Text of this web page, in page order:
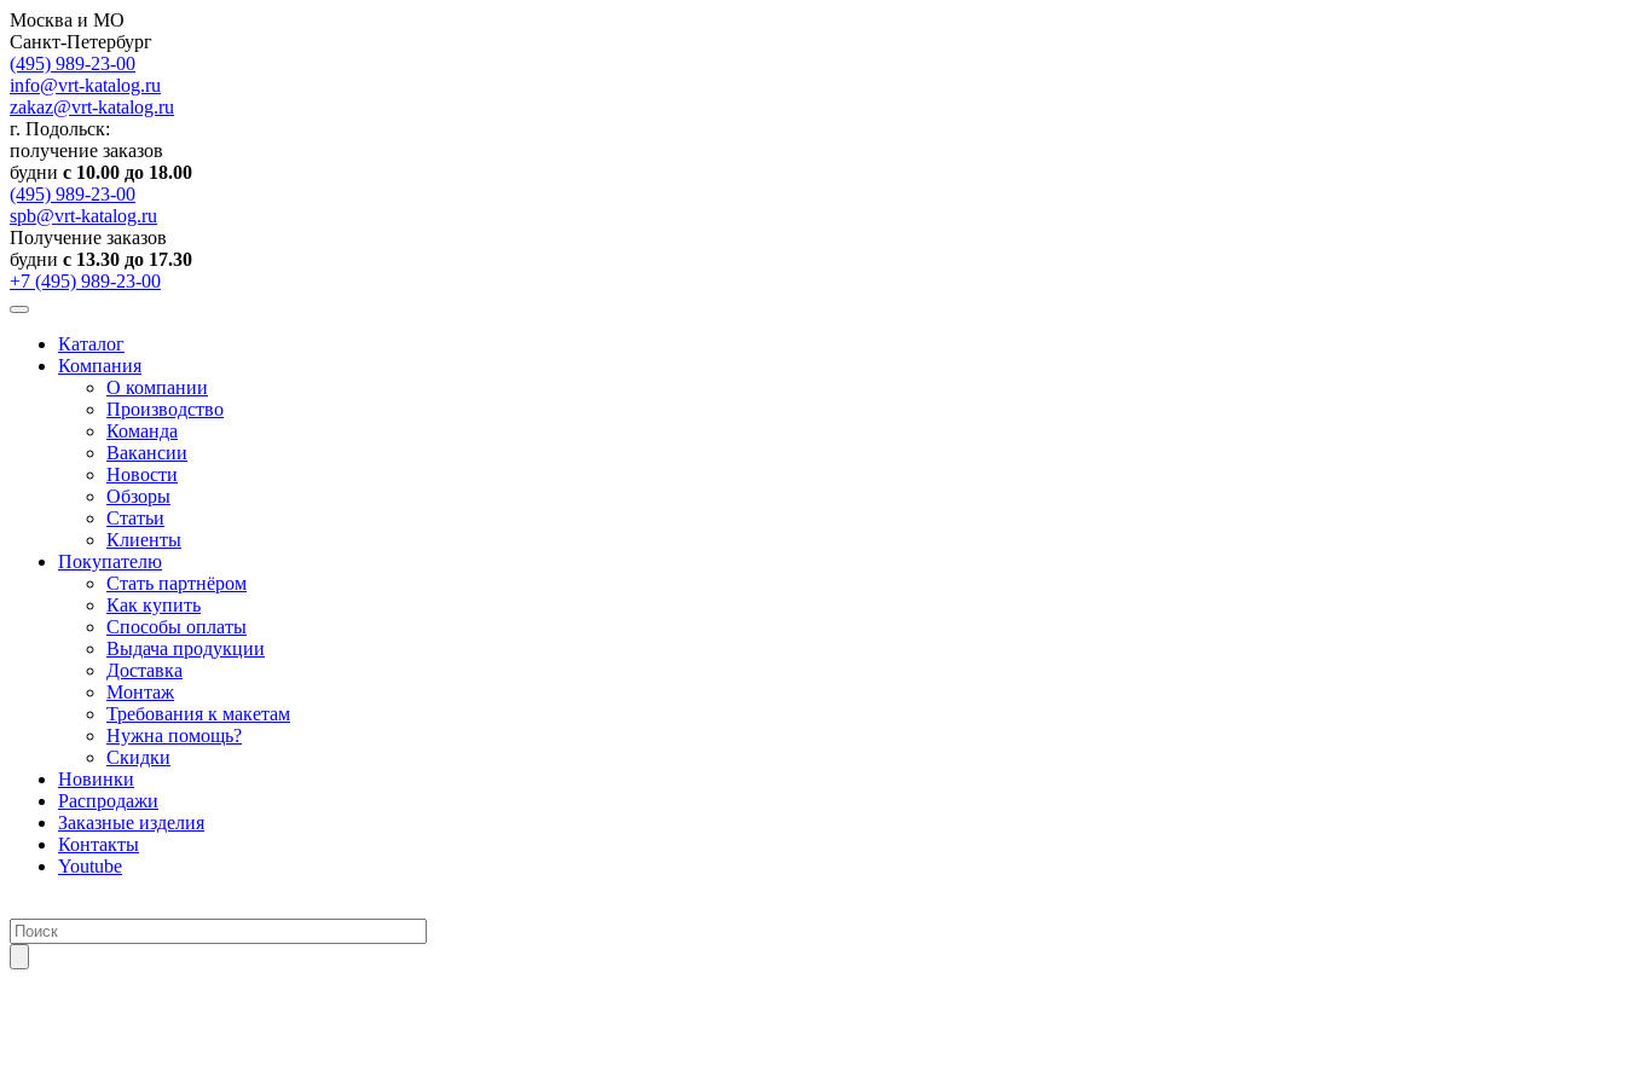
Москва и МО
Санкт-Петербург
(495) 989-23-00
info@vrt-katalog.ru
zakaz@vrt-katalog.ru
г. Подольск:
получение заказов
будни с 10.00 до 18.00
(495) 989-23-00
spb@vrt-katalog.ru
Получение заказов
будни с 13.30 до 17.30
+7 (495) 989-23-00
Каталог
Компания
О компании
Производство
Команда
Вакансии
Новости
Обзоры
Статьи
Клиенты
Покупателю
Стать партнёром
Как купить
Способы оплаты
Выдача продукции
Доставка
Монтаж
Требования к макетам
Нужна помощь?
Скидки
Новинки
Распродажи
Заказные изделия
Контакты
Youtube